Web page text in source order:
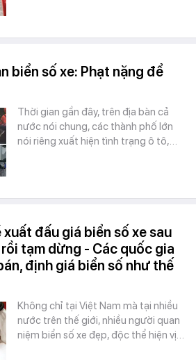
biển số xe: Phạt nặng để
Thời gian gần đây, trên địa bàn cả
nước nói chung, các thành phố lớn
nói riêng xuất hiện tình trạng ô tô,…
đấu giá biển số xe sau
tạm dừng - Các quốc gia
định giá biển số như thế
Không chỉ tại Việt Nam mà tại nhiều
nước trên thế giới, nhiều người quan
niệm biển số xe đẹp, độc thể hiện vị…